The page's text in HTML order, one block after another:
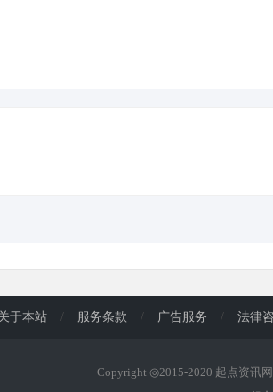
于本站 / 服务条款 / 广告服务 / 法律
Copyright ◎2015-2020 起点资讯